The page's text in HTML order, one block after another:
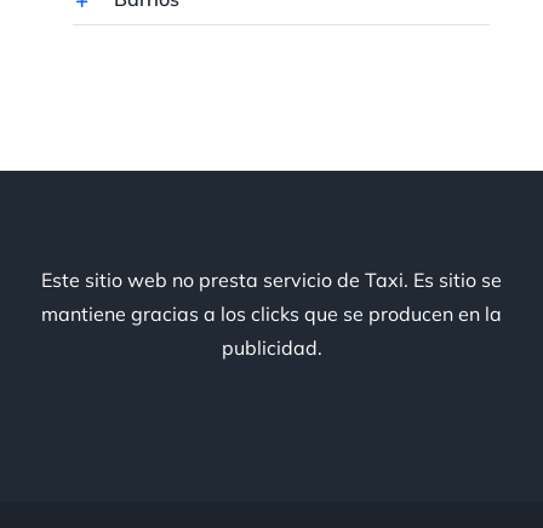
Este sitio web no presta servicio de Taxi. Es sitio se
mantiene gracias a los clicks que se producen en la
publicidad.